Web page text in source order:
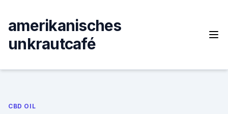
content
amerikanisches
unkrautcafé
CBD OIL